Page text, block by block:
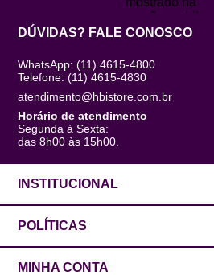
DÚVIDAS? FALE CONOSCO
WhatsApp: (11) 4615-4800
Telefone: (11) 4615-4830
atendimento@hbistore.com.br
Horário de atendimento
Segunda à Sexta:
das 8h00 às 15h00.
INSTITUCIONAL
POLÍTICAS
MINHA CONTA